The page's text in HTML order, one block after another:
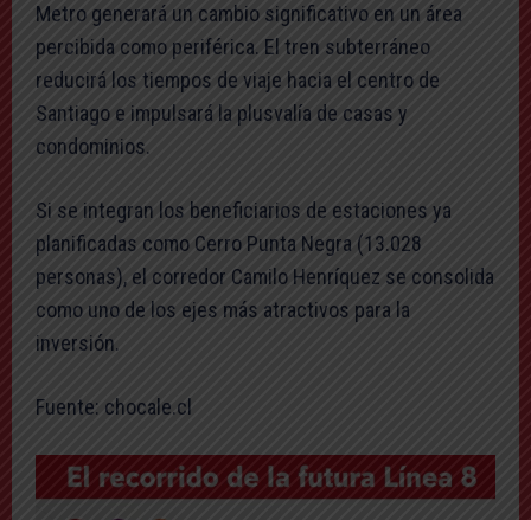
Metro generará un cambio significativo en un área
percibida como periférica. El tren subterráneo
reducirá los tiempos de viaje hacia el centro de
Santiago e impulsará la plusvalía de casas y
condominios.
Si se integran los beneficiarios de estaciones ya
planificadas como Cerro Punta Negra (13.028
personas), el corredor Camilo Henríquez se consolida
como uno de los ejes más atractivos para la
inversión.
Fuente: chocale.cl